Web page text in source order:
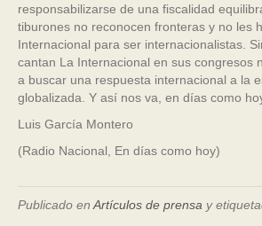
responsabilizarse de una fiscalidad
tiburones no reconocen fronteras y no les
Internacional para ser internacionalistas.
cantan La Internacional en sus congresos
a buscar una respuesta internacional a la
globalizada. Y así nos va, en días como
Luis García Montero
(Radio Nacional, En días como hoy)
Publicado en Artículos de prensa y